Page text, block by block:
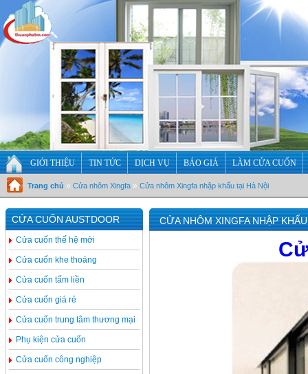
GIỚI THIỆU TIN TỨC DỊCH VỤ BÁO GIÁ LÀM CỬA CUỐN
Trang chủ » Cửa nhôm Xingfa » Cửa nhôm Xingfa nhập khẩu tại Hà Nội
CỬA CUỐN AUSTDOOR
Cửa cuốn thế hệ mới
Cửa cuốn khe thoáng
Cửa cuốn tấm liền
Cửa cuốn giá rẻ
Cửa cuốn trung tâm thương mại
Phụ kiện cửa cuốn
Cửa cuốn công nghiệp
CỬA NHÔM XINGFA NHẬP